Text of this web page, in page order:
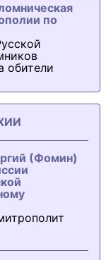
по
обители
(Фомин)